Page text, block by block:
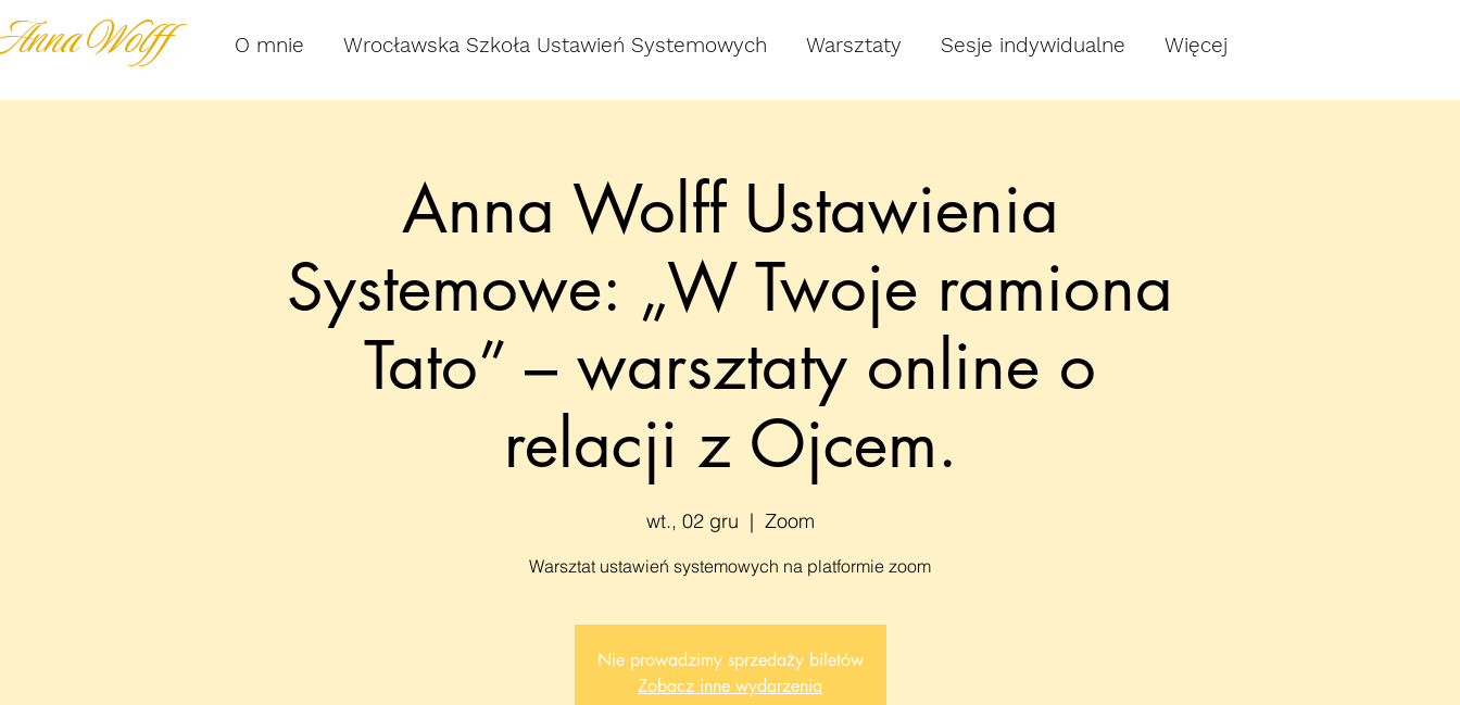
Wolff O mnie Wrocławska Szkoła Ustawień Systemowych Warsztaty Sesje indywidualne Więcej
Anna Wolff Ustawienia
Systemowe: „W Twoje ramiona
Tato” – warsztaty online o
relacji z Ojcem.
wt., 02 gru
  |
Zoom
Nie prowadzimy sprzedaży biletów
Zobacz inne wydarzenia